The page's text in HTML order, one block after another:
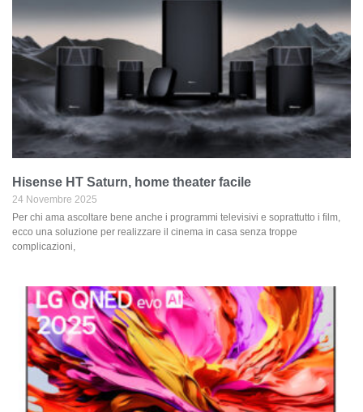
Hisense HT Saturn, home theater facile
24 Novembre 2025
Per chi ama ascoltare bene anche i programmi televisivi e soprattutto i film,
ecco una soluzione per realizzare il cinema in casa senza troppe
complicazioni,